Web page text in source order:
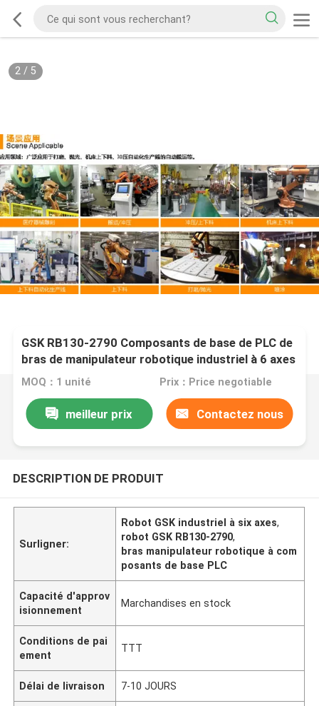
2/ 5
GSK RB130-2790 Composants de base de PLC de
bras de manipulateur robotique industriel à 6 axes
MOQ：1 unité Prix：Price negotiable
meilleur prix Contactez nous
DESCRIPTION DE PRODUIT
Surligner:
Robot GSK industriel à six axes,
robot GSK RB130-2790,
bras manipulateur robotique à com
posants de base PLC
Capacité d'approv
isionnement
Marchandises en stock
Conditions de pai
ement
TTT
Délai de livraison 7-10 JOURS